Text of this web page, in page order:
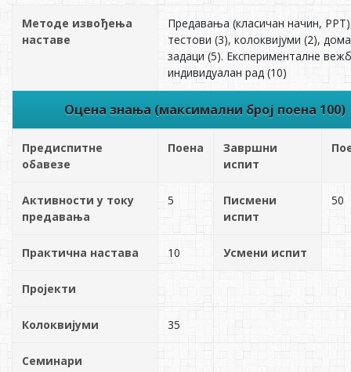
Методе извођења
наставе
Предавања (класичан начин,
тестови (3), колоквијуми (2),
задаци (5). Експерименталне
индивидуалан рад (10)
Оцена знања (максимални број поена 100)
Предиспитне
обавезе
Поена
Завршни
испит
Активности у току
предавања
5
Писмени
испит
50
Практична настава 10 Усмени испит
Пројекти
Колоквијуми 35
Семинари